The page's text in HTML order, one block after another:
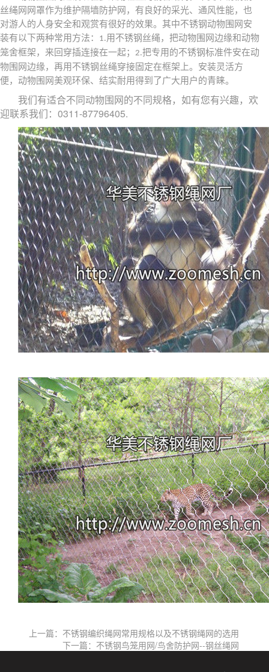
丝绳网网罩作为维护隔墙防护网，有良好的采光、通风性能，也
对游人的人身安全和观赏有很好的效果。其中不锈钢动物围网安
装有以下两种常用方法： 1. 用不锈钢丝绳，把动物围网边缘和动物
笼舍框架，来回穿插连接在一起； 2.把专用的不锈钢标准件安在动
物围网边缘，再用不锈钢丝绳穿接固定在框架上。安装灵活方
便，动物围网美观环保、结实耐用得到了广大用户的青睐。
我们有适合不同动物围网的不同规格，如有您有兴趣，欢
迎联系我们： 0311-87796405.
上一篇：不锈钢编织绳网常用规格以及不锈钢绳网的选用
下一篇：不锈钢鸟笼用网/鸟舍防护网--钢丝绳网